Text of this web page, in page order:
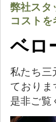
弊社スタ
コストを
ベロ
私たち三
ておりま
是非ご覧